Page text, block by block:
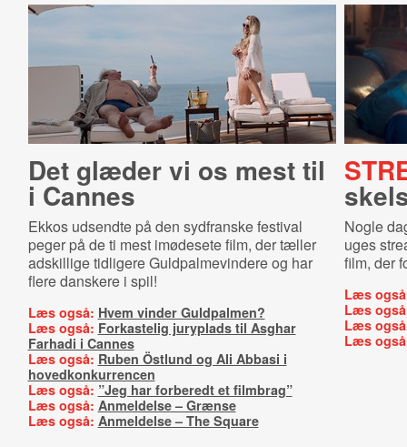
Det glæder vi os mest til
i Cannes
Ekkos udsendte på den sydfranske festival
peger på de ti mest imødesete film, der tæller
adskillige tidligere Guldpalmevindere og har
flere danskere i spil!
Læs også: Hvem vinder Guldpalmen?
Læs også: Forkastelig juryplads til Asghar
Farhadi i Cannes
Læs også: Ruben Östlund og Ali Abbasi i
hovedkonkurrencen
Læs også: ”Jeg har forberedt et filmbrag”
Læs også: Anmeldelse – Grænse
Læs også: Anmeldelse – The Square
Nogle
uges
film, der
Læs
Læs
Læs
Læs